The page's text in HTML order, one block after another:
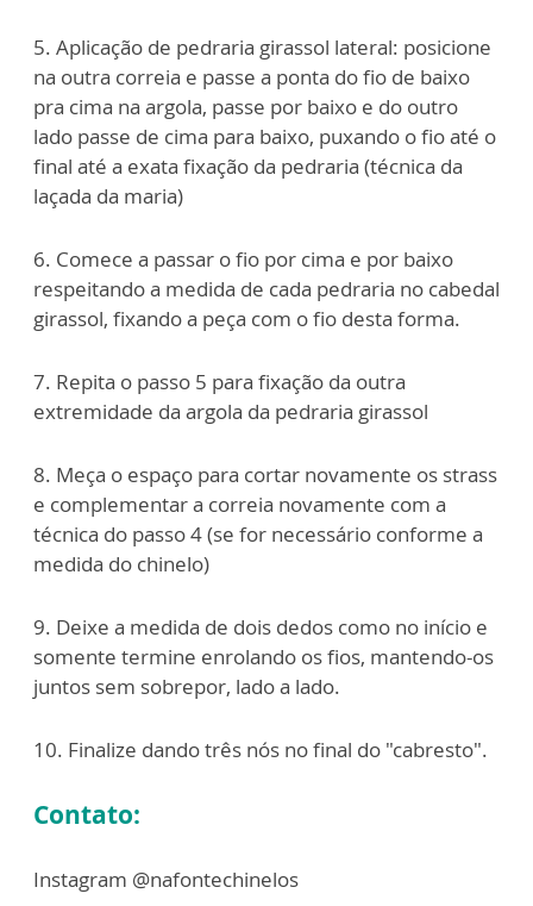
5. Aplicação de pedraria girassol lateral: posicione
na outra correia e passe a ponta dofio de baixo
pra cima na argola, passe por baixo e do outro
lado passe de cima para baixo, puxando o fio até o
final até a exata fixação da pedraria (técnica da
laçada da maria)
6. Comece a passar o fio por cima e por baixo
respeitando a medida de cada pedraria no cabedal
girassol, fixando a peça com o fio desta forma.
7. Repita o passo 5 para fixação da outra
extremidade da argola da pedraria girassol
8. Meça o espaço para cortar novamente os strass
e complementar a correia novamente com a
técnica do passo 4 (se for necessário conforme a
medida do chinelo)
9. Deixe a medida de dois dedos como no início e
somente termine enrolando os fios, mantendo-os
juntos sem sobrepor, lado a lado.
10. Finalize dando três nós no final do "cabresto".
Contato:
Instagram @nafontechinelos